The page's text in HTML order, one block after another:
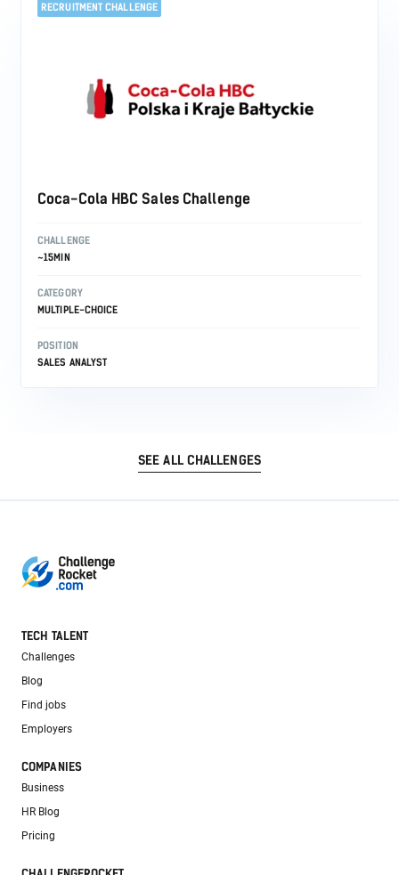
RECRUITMENT CHALLENGE
Coca-Cola HBC Sales Challenge
CHALLENGE
~15MIN
CATEGORY
MULTIPLE-CHOICE
POSITION
SALES ANALYST
SEE ALL CHALLENGES
TECH TALENT
Challenges
Blog
Find jobs
Employers
COMPANIES
Business
HR Blog
Pricing